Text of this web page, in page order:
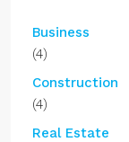
Business
(4)
Construction
(4)
Real Estate